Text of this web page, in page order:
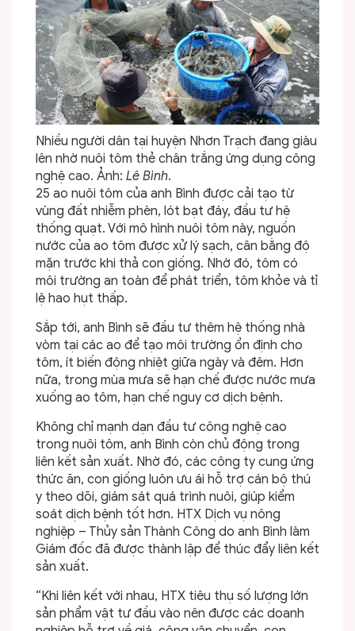
Nhiều người dân tại huyện Nhơn Trạch đang giàu
lên nhờ nuôi tôm thẻ chân trắng ứng dụng công
nghệ cao. Ảnh: Lê Bình.
25 ao nuôi tôm của anh Bình được cải tạo từ
vùng đất nhiễm phèn, lót bạt đáy, đầu tư hệ
thống quạt. Với mô hình nuôi tôm này, nguồn
nước của ao tôm được xử lý sạch, cân bằng độ
mặn trước khi thả con giống. Nhờ đó, tôm có
môi trường an toàn để phát triển, tôm khỏe và tỉ
lệ hao hụt thấp.
Sắp tới, anh Bình sẽ đầu tư thêm hệ thống nhà
vòm tại các ao để tạo môi trường ổn định cho
tôm, ít biến động nhiệt giữa ngày và đêm. Hơn
nữa, trong mùa mưa sẽ hạn chế được nước mưa
xuống ao tôm, hạn chế nguy cơ dịch bệnh.
Không chỉ mạnh dạn đầu tư công nghệ cao
trong nuôi tôm, anh Bình còn chủ động trong
liên kết sản xuất. Nhờ đó, các công ty cung ứng
thức ăn, con giống luôn ưu ái hỗ trợ cán bộ thú
y theo dõi, giám sát quá trình nuôi, giúp kiểm
soát dịch bệnh tốt hơn. HTX Dịch vụ nông
nghiệp – Thủy sản Thành Công do anh Bình làm
Giám đốc đã được thành lập để thúc đẩy liên kết
sản xuất.
“Khi liên kết với nhau, HTX tiêu thụ số lượng lớn
sản phẩm vật tư đầu vào nên được các doanh